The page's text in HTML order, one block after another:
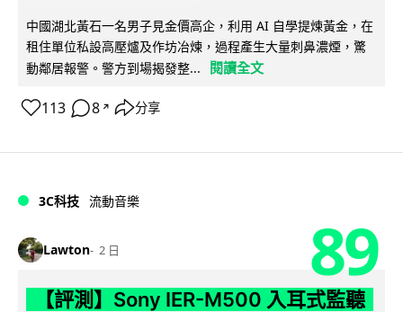
中國湖北黃石一名男子見金價高企，利用 AI 自學提煉黃金，在
租住單位私設高壓爐及作坊冶煉，過程產生大量刺鼻濃煙，驚
動鄰居報警。警方到場揭發整...
閱讀全文
113 8 ↗ 分享
3C科技 流動音樂
Lawton 2 日 89
【評測】Sony IER-M500 入耳式監聽